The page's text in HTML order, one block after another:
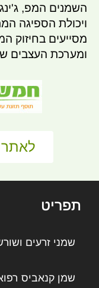
השמנים המפ,
ויכולת הספיגה
מסייעים בחיזוק
ומערכת העצבים
תפריט
שמני זרעים
שמן קנאביס